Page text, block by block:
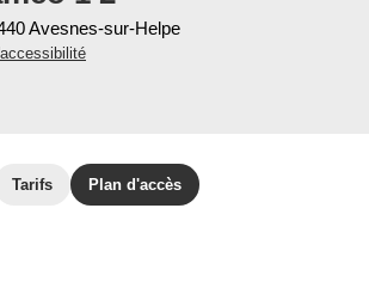
Avesnes-sur-Helpe
Tarifs Plan d'accès